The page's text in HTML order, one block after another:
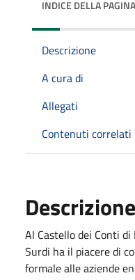
INDICE DELLA PAGINA
Descrizione
A cura di
Allegati
Contenuti correlati
Descrizione
Al Castello dei Conti
Surdi ha il piacere di
formale alle aziende